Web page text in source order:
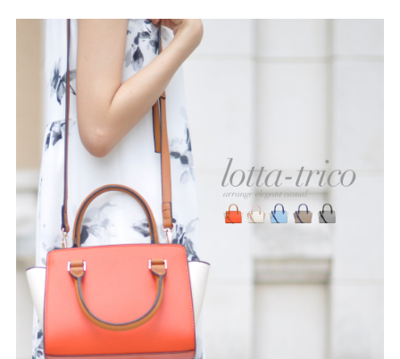
整うシリーズ
シーンから選ぶ
結婚式・お呼ばれ 通勤パンプス
お葬式・葬儀
リクルート・就活